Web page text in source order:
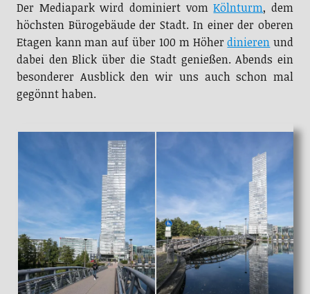
Der Mediapark wird dominiert vomKölnturm, dem
höchsten Bürogebäude der Stadt. In einer der oberen
Etagen kann man auf über 100 m Höherdinierenund
dabei den Blick über die Stadt genießen. Abends ein
besonderer Ausblick den wir uns auch schon mal